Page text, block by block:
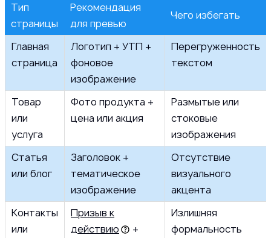
Тип
страницы
Рекомендация
для превью
Чего избегать
Главная
страница
Логотип + УТП +
фоновое
изображение
Перегруженность
текстом
Товар
или
услуга
Фото продукта +
цена или акция
Размытые или
стоковые
изображения
Статья
или блог
Заголовок +
тематическое
изображение
Отсутствие
визуального
акцента
Контакты
или
Призыв к
действию
+
Излишняя
формальность